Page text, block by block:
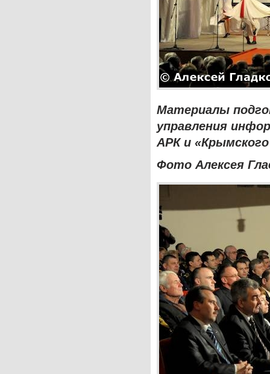
Материалы
управления
АРК и
Фото Алексея